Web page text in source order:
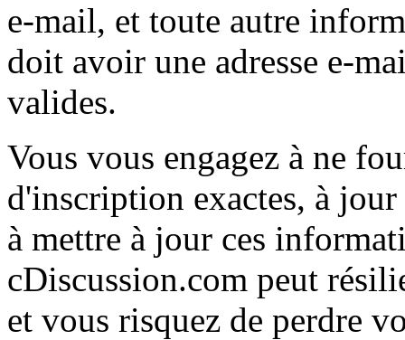
e-mail, et toute autre
doit avoir une adresse e-
valides.
Vous vous engagez à ne
d'inscription exactes, à
à mettre à jour ces
cDiscussion.com peut
et vous risquez de perdre